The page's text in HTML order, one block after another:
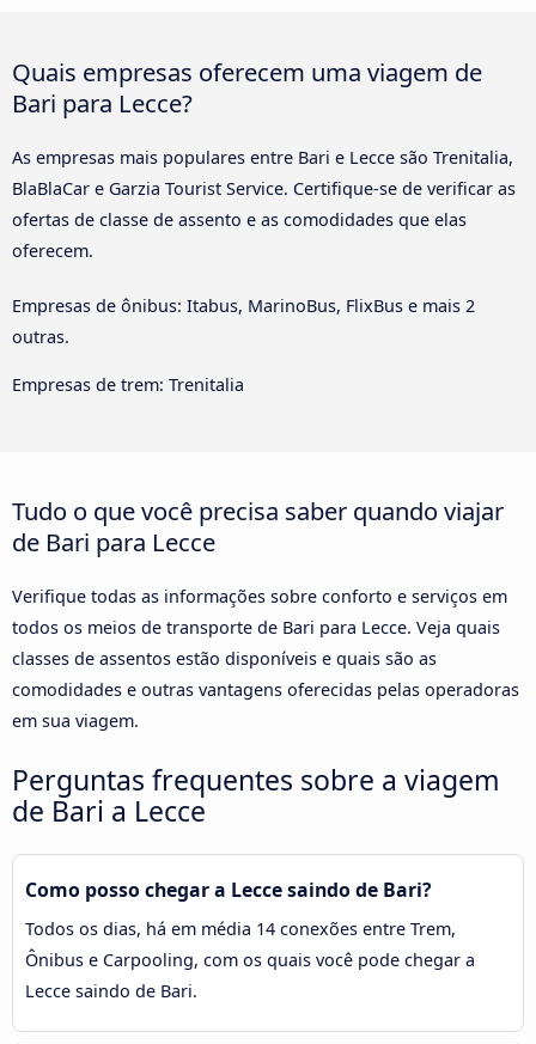
Quais empresas oferecem uma viagem de
Bari para Lecce?
As empresas mais populares entre Bari e Lecce são Trenitalia,
BlaBlaCar e Garzia Tourist Service. Certifique-se de verificar as
ofertas de classe de assento e as comodidades que elas
oferecem.
Empresas de ônibus: Itabus, MarinoBus, FlixBus e mais 2
outras.
Empresas de trem: Trenitalia
Tudo o que você precisa saber quando viajar
de Bari para Lecce
Verifique todas as informações sobre conforto e serviços em
todos os meios de transporte de Bari para Lecce. Veja quais
classes de assentos estão disponíveis e quais são as
comodidades e outras vantagens oferecidas pelas operadoras
em sua viagem.
Perguntas frequentes sobre a viagem
de Bari a Lecce
Como posso chegar a Lecce saindo de Bari?
Todos os dias, há em média 14 conexões entre Trem,
Ônibus e Carpooling, com os quais você pode chegar a
Lecce saindo de Bari.